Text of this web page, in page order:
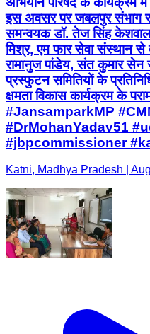
इस अवसर पर जबलपुर संभाग
समन्वयक डॉ. तेज सिंह
मिश्र, एम फार सेवा संस्थान से
रामानुज पांडेय, संत कुमार
प्रस्फुटन समितियों के
क्षमता विकास कार्यक्रम के
#JansamparkMP
#DrMohanYadav51
#jbpcommissioner
Katni, Madhya Pradesh |